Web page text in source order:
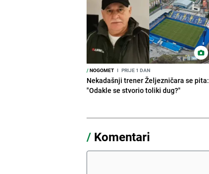
/NOGOMET I PRIJE 1 DAN
Nekadašnji trener Željezničara se pita:
"Odakle se stvorio toliki dug?"
/ Komentari